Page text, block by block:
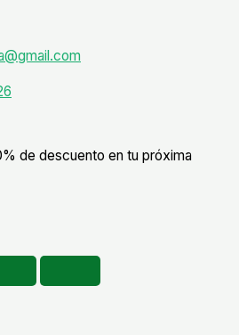
de descuento en tu próxima